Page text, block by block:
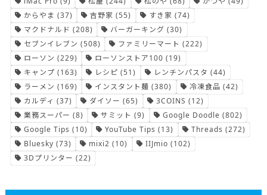
からやま (37) 吉野家 (55) すき家 (74)
マクドナルド (208) バーガーキング (30)
セブンイレブン (508) ファミリーマート (222)
ローソン (229) ローソンストア100 (19)
キャンプ (163) レシピ (51) レンチンパスタ (44)
ラーメン (169) インスタント麺 (380) 冷凍食品 (42)
カルディ (37) ダイソー (65) 3COINS (12)
業務スーパー (8) サミット (9) Google Doodle (802)
Google Tips (10) YouTube Tips (13) Threads (272)
Bluesky (73) mixi2 (10) IIJmio (102)
3Dプリンター (22)